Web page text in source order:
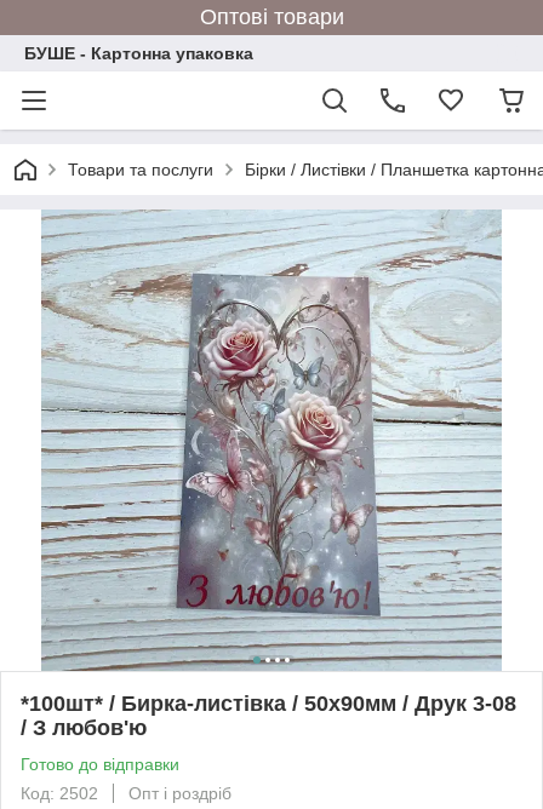
Оптові товари
БУШЕ - Картонна упаковка
Товари та послуги Бірки / Листівки / Планшетка
*100шт* / Бирка-листівка / 50х90мм / Друк 3-08
/ З любов'ю
Готово до відправки
Код: 2502
Опт і роздріб